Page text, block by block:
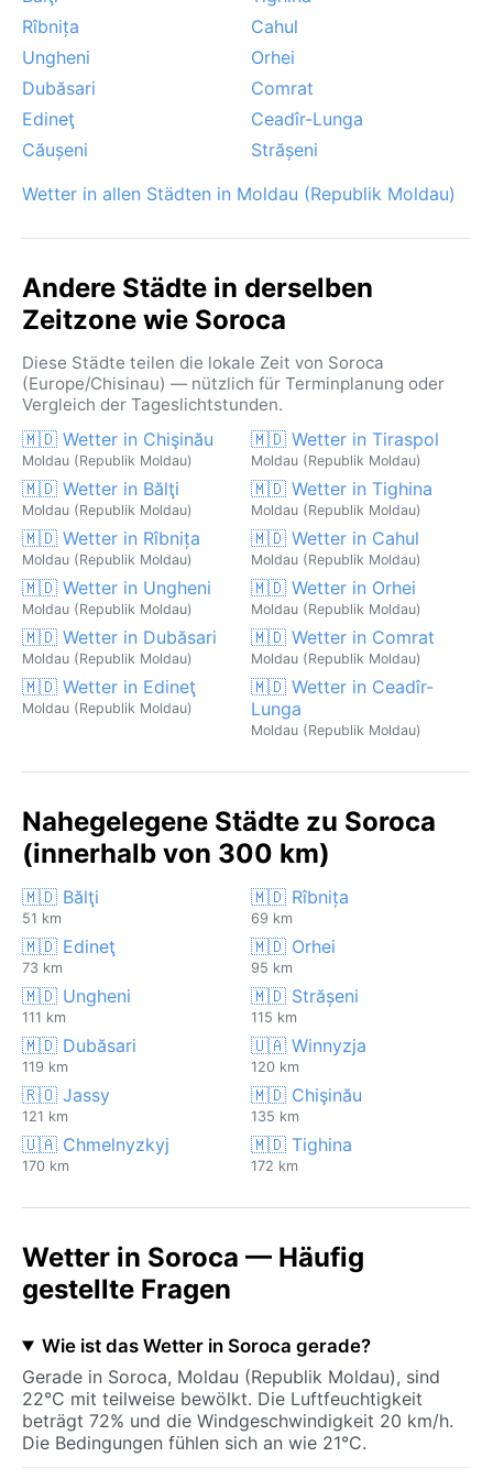
(September), wenn die Sommerhitze nachlässt und
die Tage klar und angenehm sind. Besondere
Wetterphänomene sind die teils heftigen
Winterstürme, die Schneeverwehungen bringen
können, sowie dichter Nebel in den
Herbstmorgenstunden, der den Fluss in eine
mystische Szenerie taucht. Tropische Wirbelstürme
kontinentale Klima mit seinen ausgeprägten
Rîbnița
Cahul
Ungheni
Orhei
Dubăsari
Comrat
Edineţ
Ceadîr-Lunga
Căușeni
Strășeni
Wetter in allen Städten in Moldau (Republik Moldau)
Andere Städte in derselben
Zeitzone wie Soroca
Diese Städte teilen die lokale Zeit von Soroca
(Europe/Chisinau) — nützlich für Terminplanung oder
Vergleich der Tageslichtstunden.
🇲🇩 Wetter in Chişinău
Moldau (Republik Moldau)
🇲🇩 Wetter in Tiraspol
Moldau (Republik Moldau)
🇲🇩 Wetter in Bălţi
Moldau (Republik Moldau)
🇲🇩 Wetter in Tighina
Moldau (Republik Moldau)
🇲🇩 Wetter in Rîbnița
Moldau (Republik Moldau)
🇲🇩 Wetter in Cahul
Moldau (Republik Moldau)
🇲🇩 Wetter in Ungheni
Moldau (Republik Moldau)
🇲🇩 Wetter in Orhei
Moldau (Republik Moldau)
🇲🇩 Wetter in Dubăsari
Moldau (Republik Moldau)
🇲🇩 Wetter in Comrat
Moldau (Republik Moldau)
🇲🇩 Wetter in Edineţ
Moldau (Republik Moldau)
🇲🇩 Wetter in Ceadîr-
Lunga
Moldau (Republik Moldau)
Nahegelegene Städte zu Soroca
(innerhalb von 300 km)
🇲🇩 Bălţi
51 km
🇲🇩 Rîbnița
69 km
🇲🇩 Edineţ
73 km
🇲🇩 Orhei
95 km
🇲🇩 Ungheni
111 km
🇲🇩 Strășeni
115 km
🇲🇩 Dubăsari
119 km
🇺🇦 Winnyzja
120 km
🇷🇴 Jassy
121 km
🇲🇩 Chişinău
135 km
🇺🇦 Chmelnyzkyj
170 km
🇲🇩 Tighina
172 km
Wetter in Soroca — Häufig
gestellte Fragen
Wie ist das Wetter in Soroca gerade?
Gerade in Soroca, Moldau (Republik Moldau), sind
22°C mit teilweise bewölkt. Die Luftfeuchtigkeit
beträgt 72% und die Windgeschwindigkeit 20 km/h.
Die Bedingungen fühlen sich an wie 21°C.